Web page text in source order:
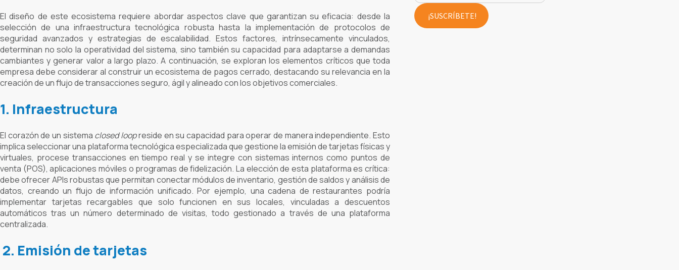
El diseño de este ecosistema requiere abordar aspectos clave que garantizan su eficacia: desde la
selección de una infraestructura tecnológica robusta hasta la implementación de protocolos de
seguridad avanzados y estrategias de escalabilidad. Estos factores, intrínsecamente vinculados,
determinan no solo la operatividad del sistema, sino también su capacidad para adaptarse a demandas
cambiantes y generar valor a largo plazo. A continuación, se exploran los elementos críticos que toda
empresa debe considerar al construir un ecosistema de pagos cerrado, destacando su relevancia en la
creación de un flujo de transacciones seguro, ágil y alineado con los objetivos comerciales.
1. Infraestructura
El corazón de un sistema closed loopreside en su capacidad para operar de manera independiente. Esto
implica seleccionar una plataforma tecnológica especializada que gestione la emisión de tarjetas físicas y
virtuales, procese transacciones en tiempo real y se integre con sistemas internos como puntos de
venta (POS), aplicaciones móviles o programas de fidelización. La elección de esta plataforma es crítica:
debe ofrecer APIs robustas que permitan conectar módulos de inventario, gestión de saldos y análisis de
datos, creando un flujo de información unificado. Por ejemplo, una cadena de restaurantes podría
implementar tarjetas recargables que solo funcionen en sus locales, vinculadas a descuentos
automáticos tras un número determinado de visitas, todo gestionado a través de una plataforma
centralizada.
2. Emisión de tarjetas